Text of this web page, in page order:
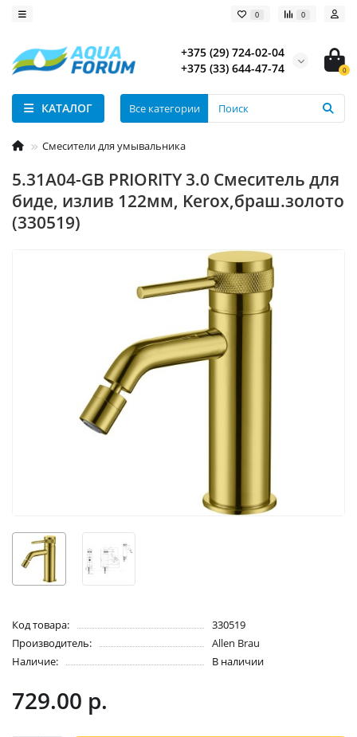
0 0
+375 (29) 724-02-04
+375 (33) 644-47-74
0
КАТАЛОГ Все категории
Смесители для умывальника
5.31A04-GB PRIORITY 3.0 Cмеситель для
биде, излив 122мм, Kerox,браш.золото
(330519)
Код товара:
330519
Производитель:
Allen Brau
Наличие:
В наличии
729.00 р.